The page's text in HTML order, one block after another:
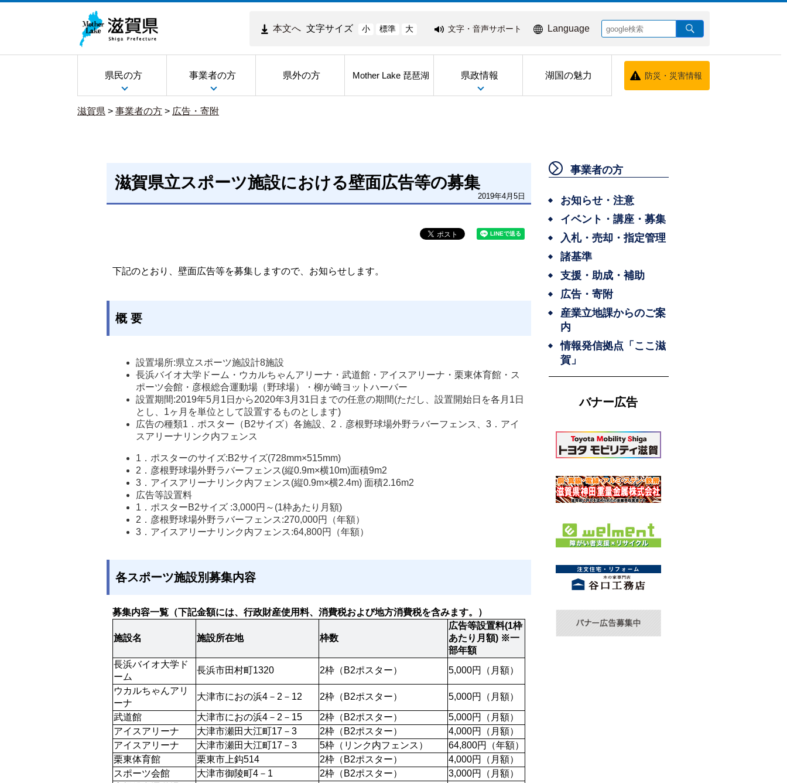
本文へ 文字サイズ 小 標準 大 文字・音声サポート Language
県民の方 事業者の方 県外の方 Mother Lake 琵琶湖 県政情報 湖国の魅力 防災・災害情報
滋賀県 > 事業者の方 > 広告・寄附
滋賀県立スポーツ施設における壁面広告等の募集
2019年4月5日
下記のとおり、壁面広告等を募集しますので、お知らせします。
概 要
設置場所:県立スポーツ施設計8施設
長浜バイオ大学ドーム・ウカルちゃんアリーナ・武道館・アイスアリーナ・栗東体育館・ス
ポーツ会館・彦根総合運動場（野球場）・柳が崎ヨットハーバー
設置期間:2019年5月1日から2020年3月31日までの任意の期間(ただし、設置開始日を各月1日
とし、1ヶ月を単位として設置するものとします)
広告の種類1．ポスター（B2サイズ）各施設、2．彦根野球場外野ラバーフェンス、3．アイ
スアリーナリンク内フェンス
1．ポスターのサイズ:B2サイズ(728mm×515mm)
2．彦根野球場外野ラバーフェンス(縦0.9m×横10m)面積9m2
3．アイスアリーナリンク内フェンス(縦0.9m×横2.4m) 面積2.16m2
広告等設置料
1．ポスターB2サイズ :3,000円～(1枠あたり月額)
2．彦根野球場外野ラバーフェンス:270,000円（年額）
3．アイスアリーナリンク内フェンス:64,800円（年額）
各スポーツ施設別募集内容
募集内容一覧（下記金額には、行政財産使用料、消費税および地方消費税を含みます。）
施設名 施設所在地 枠数
広告等設置料(1枠
あたり月額) ※一
部年額
長浜バイオ大学ド
ーム
長浜市田村町1320 2枠（B2ポスター） 5,000円（月額）
ウカルちゃんアリ
ーナ
大津市におの浜4－2－12 2枠（B2ポスター） 5,000円（月額）
武道館 大津市におの浜4－2－15 2枠（B2ポスター）
5,000円（月額）
アイスアリーナ
大津市瀬田大江町17－3 2枠（B2ポスター）
4,000円（月額）
アイスアリーナ
大津市瀬田大江町17－3 5枠（リンク内フェンス）
64,800円（年額）
栗東体育館
栗東市上鈎514 2枠（B2ポスター）
4,000円（月額）
スポーツ会館
大津市御陵町4－1 2枠（B2ポスター）
3,000円（月額）
事業者の方
お知らせ・注意
イベント・講座・募集
入札・売却・指定管理
諸基準
支援・助成・補助
広告・寄附
産業立地課からのご案
内
情報発信拠点「ここ滋
賀」
バナー広告